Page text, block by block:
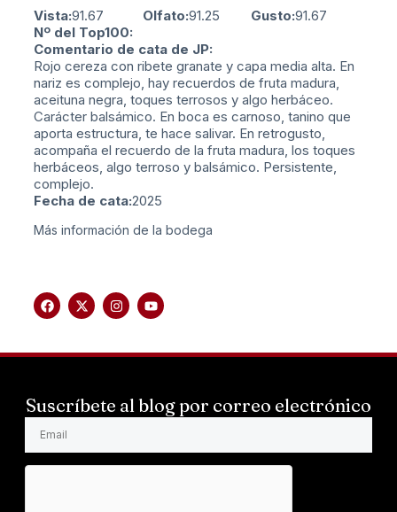
Vista:91.67 Olfato:91.25 Gusto:91.67
Nº del Top100:
Comentario de cata de JP:
Rojo cereza con ribete granate y capa media alta. En
nariz es complejo, hay recuerdos de fruta madura,
aceituna negra, toques terrosos y algo herbáceo.
Carácter balsámico. En boca es carnoso, tanino que
aporta estructura, te hace salivar. En retrogusto,
acompaña el recuerdo de la fruta madura, los toques
herbáceos, algo terroso y balsámico. Persistente,
complejo.
Fecha de cata:2025
Más información de la bodega
Suscríbete al blog por correo electrónico